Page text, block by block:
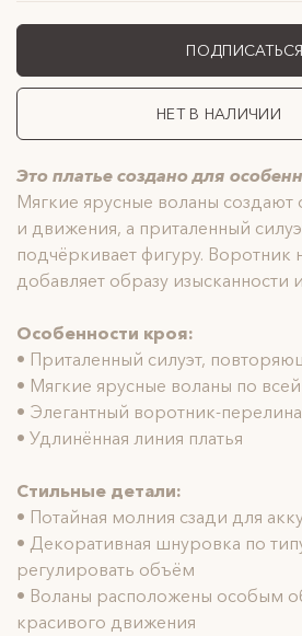
ПОДПИСАТЬСЯ
НЕТ В НАЛИЧИИ
Это платье создано для
Мягкие ярусные воланы
и движения, а приталенный
подчёркивает фигуру.
добавляет образу изысканности
Особенности кроя:
• Приталенный силуэт,
• Мягкие ярусные воланы по
• Элегантный воротник-перелина
• Удлинённая линия платья
Стильные детали:
• Потайная молния сзади для
• Декоративная шнуровка по
регулировать объём
• Воланы расположены особым
красивого движения